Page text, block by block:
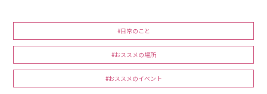
#日常のこと
#おススメの場所
#おススメのイベント
a
n